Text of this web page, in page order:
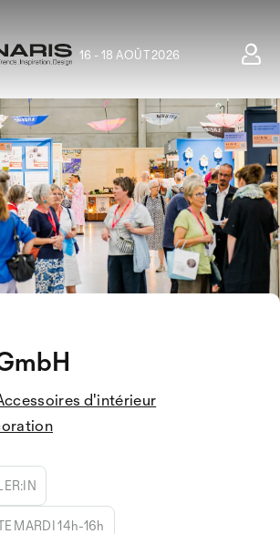
16 - 18 AOÛT 2026
d'intérieur
MARDI 14h-16h